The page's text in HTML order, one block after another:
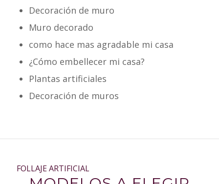
Decoración de muro
Muro decorado
como hace mas agradable mi casa
¿Cómo embellecer mi casa?
Plantas artificiales
Decoración de muros
FOLLAJE ARTIFICIAL